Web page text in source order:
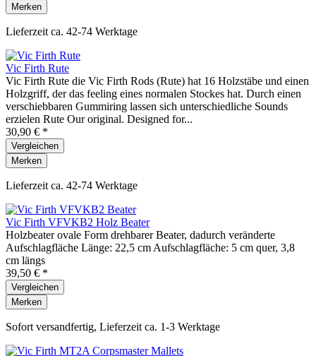
Merken
Lieferzeit ca. 42-74 Werktage
Vic Firth Rute
Vic Firth Rute die Vic Firth Rods (Rute) hat 16 Holzstäbe und einen
Holzgriff, der das feeling eines normalen Stockes hat. Durch einen
verschiebbaren Gummiring lassen sich unterschiedliche Sounds
erzielen Rute Our original. Designed for...
30,90 € *
Vergleichen
Merken
Lieferzeit ca. 42-74 Werktage
Vic Firth VFVKB2 Holz Beater
Holzbeater ovale Form drehbarer Beater, dadurch veränderte
Aufschlagfläche Länge: 22,5 cm Aufschlagfläche: 5 cm quer, 3,8
cm längs
39,50 € *
Vergleichen
Merken
Sofort versandfertig, Lieferzeit ca. 1-3 Werktage